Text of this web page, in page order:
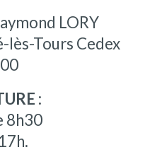
LORY
lès-Tours Cedex
:
8h30